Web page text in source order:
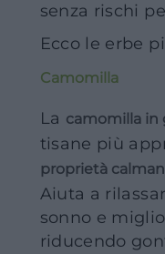
senza rischi
Ecco le erbe
Camomilla
La camomilla in
tisane più
proprietà
Aiuta a
sonno e
riducendo